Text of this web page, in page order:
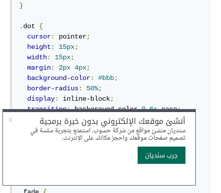
}
. dot {
cursor: pointer;
height : 15px;
width: 15px;
margin: 2px 4px;
background-color: #bbb;
border-radius: 50%;
display: inline-block;
transition: background-color 0.6s ease;
active,
hover {
);